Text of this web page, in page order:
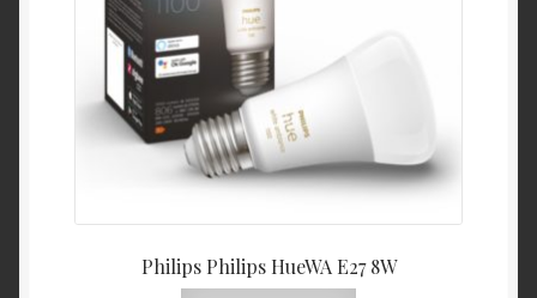
Philips Philips HueWA E27 8W